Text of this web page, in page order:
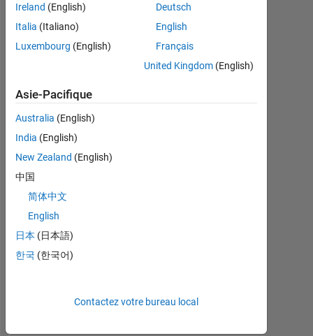
CONTRIBUTIONS
0
3
4
5
RANG
222
025
CONTRIBUTIONS
Ireland (English)
Italia (Italiano)
Luxembourg (English)
Deutsch
English
Français
United Kingdom(English)
Asie-Pacifique
Australia (English)
India (English)
New Zealand (English)
中国
简体中文
English
日本 (日本語)
한국 (한국어)
Contactez votre bureau local